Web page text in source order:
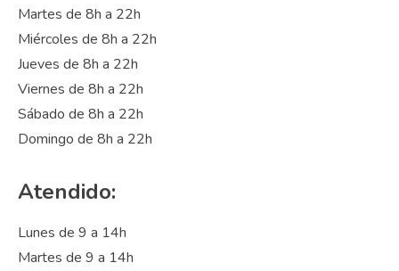
Martes de 8h a 22h
Miércoles de 8h a 22h
Jueves de 8h a 22h
Viernes de 8h a 22h
Sábado de 8h a 22h
Domingo de 8h a 22h
Atendido:
Lunes de 9 a 14h
Martes de 9 a 14h